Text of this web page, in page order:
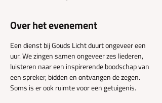
Over het evenement
Een dienst bij Gouds Licht duurt ongeveer een
uur. We zingen samen ongeveer zes liederen,
luisteren naar een inspirerende boodschap van
een spreker, bidden en ontvangen de zegen.
Soms is er ook ruimte voor een getuigenis.